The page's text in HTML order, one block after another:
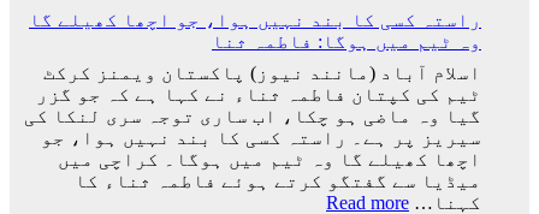
لاکھ
افراد
کے
دستخط
فائنل
میں
شکست
کے
بعد
لیونل
میسی
ٹیم
کے
راستہ کسی کا بند نہیں ہوا، جو اچھا کھیلے گا
وہ ٹیم میں ہوگا: فاطمہ ثنا
اسلام آباد (مانند نیوز) پاکستان ویمنز کرکٹ
ٹیم کی کپتان فاطمہ ثناء نے کہا ہے کہ جو گزر
گیا وہ ماضی ہو چکا، اب ساری توجہ سری لنکا کی
سیریز پر ہے۔ راستہ کسی کا بند نہیں ہوا، جو
اچھا کھیلے گا وہ ٹیم میں ہوگا۔ کراچی میں
میڈیا سے گفتگو کرتے ہوئے فاطمہ ثناء کا
کہنا… Read more
: